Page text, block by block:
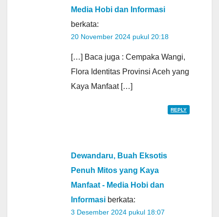
Media Hobi dan Informasi
berkata:
20 November 2024 pukul 20:18
[…] Baca juga : Cempaka Wangi,
Flora Identitas Provinsi Aceh yang
Kaya Manfaat […]
REPLY
Dewandaru, Buah Eksotis
Penuh Mitos yang Kaya
Manfaat - Media Hobi dan
Informasi berkata:
3 Desember 2024 pukul 18:07